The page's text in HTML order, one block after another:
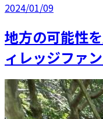
2024/01/09
地方の可能性
ィレッジファン